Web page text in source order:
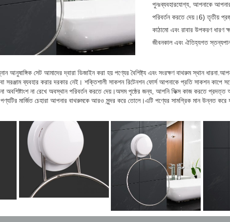
পুনঃব্যবহারযোগ্য, আপনাকে
পরিবর্তন করতে দেয়।6) তৃতীয়
কাঠামো এবং রাবার উপকরণ ধারণ
জীবনকাল এবং ঐতিহ্যগত
আনুষাঙ্গিক সেট আমাদের দ্বারা ডিজাইন করা হয় পণ্যের বৈশিষ্ট্য এবং সংরক্ষণ বাথরুম স্থান
সরঞ্জাম ব্যবহার করার দরকার নেই। শক্তিশালী সাকশন রিটেনশন ফোর্স আপনাকে প্রতি সাকশন কাপে
অবশিষ্টাংশ না রেখে অবস্থান পরিবর্তন করতে দেয়।অসম পৃষ্ঠের জন্য, আপনি ফিক্স কাজ করতে
পণ্যটির মার্জিত চেহারা আপনার বাথরুমকে আরও সুন্দর করে তোলে।এটি পণ্যের সামগ্রিক মান উন্নত